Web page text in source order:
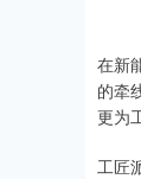
在新
的牵
更为
工匠